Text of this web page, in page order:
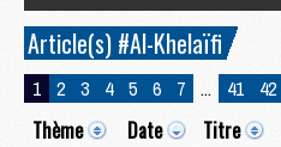
Article(s) #Al-Khelaïfi
1 2 3 4 5 6 7 ... 41 42
Thème Date Titre